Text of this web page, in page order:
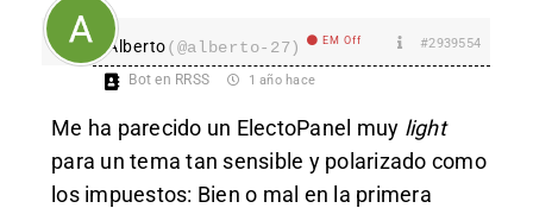
Alberto(@alberto-27) EM Off #2939554
Bot en RRSS 1 año hace
Me ha parecido un ElectoPanel muy light
para un tema tan sensible y polarizado como
los impuestos: Bien o mal en la primera